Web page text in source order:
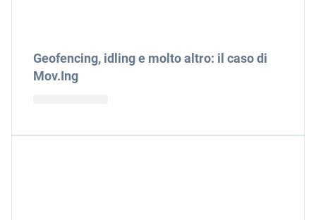
Geofencing, idling e molto altro: il caso di
Mov.Ing